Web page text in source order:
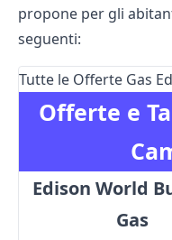
propone per gli
seguenti:
Tutte le Offerte Gas
Offerte e
Edison World
Gas